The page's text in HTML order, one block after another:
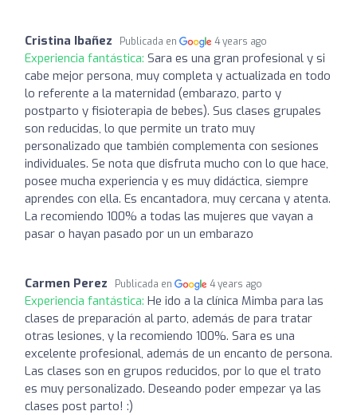
Cristina Ibañez Publicada en 4 years ago
Experiencia fantástica: Sara es una gran profesional y si
cabe mejor persona, muy completa y actualizada en todo
lo referente a la maternidad (embarazo, parto y
postparto y fisioterapia de bebes). Sus clases grupales
son reducidas, lo que permite un trato muy
personalizado que también complementa con sesiones
individuales. Se nota que disfruta mucho con lo que hace,
posee mucha experiencia y es muy didáctica, siempre
aprendes con ella. Es encantadora, muy cercana y atenta.
La recomiendo 100% a todas las mujeres que vayan a
pasar o hayan pasado por un un embarazo
Carmen Perez Publicada en 4 years ago
Experiencia fantástica: He ido a la clínica Mimba para las
clases de preparación al parto, además de para tratar
otras lesiones, y la recomiendo 100%. Sara es una
excelente profesional, además de un encanto de persona.
Las clases son en grupos reducidos, por lo que el trato
es muy personalizado. Deseando poder empezar ya las
clases post parto! :)